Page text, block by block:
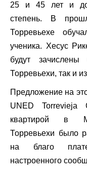
25 и 45 лет и до
степень. В
Торревьехе
ученика. Хесус
будут
Торревьехи, так и
Предложение на
UNED Torrevieja
квартирой в
Торревьехи было
на благо
настроенного